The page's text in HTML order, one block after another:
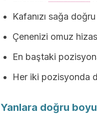
Kafanızı sağa
Çenenizi omuz
En baştaki
Her iki pozisyonda
Yanlara doğru